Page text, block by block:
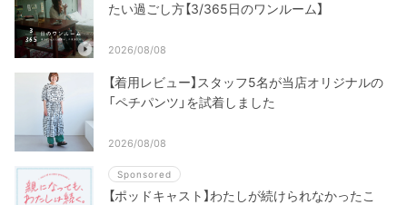
たい過ごし方【3/365日のワンルーム】
2026/08/08
【着用レビュー】スタッフ5名が当店オリジナルの
「ペチパンツ」を試着しました
2026/08/08
Sponsored
【ポッドキャスト】わたしが続けられなかったこ